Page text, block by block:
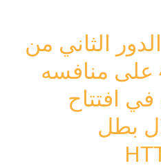
الثاني من
كأس العالم للأندية، بعد فوزه 4/1 على منافسه
افتتاح
بطل